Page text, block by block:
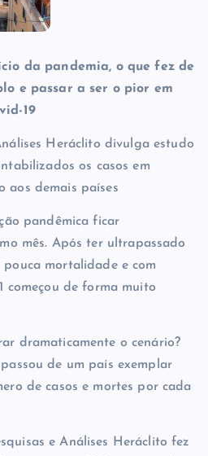
da pandemia, o que fez de
e passar a ser o pior em
19
Heráclito divulga estudo
os casos em
aos demais países
pandêmica ficar
mês. Após ter ultrapassado
pouca mortalidade e com
começou de forma muito
dramaticamente o cenário?
de um país exemplar
de casos e mortes por cada
e Análises Heráclito fez